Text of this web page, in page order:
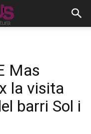
Mas
la visita
barri Sol i